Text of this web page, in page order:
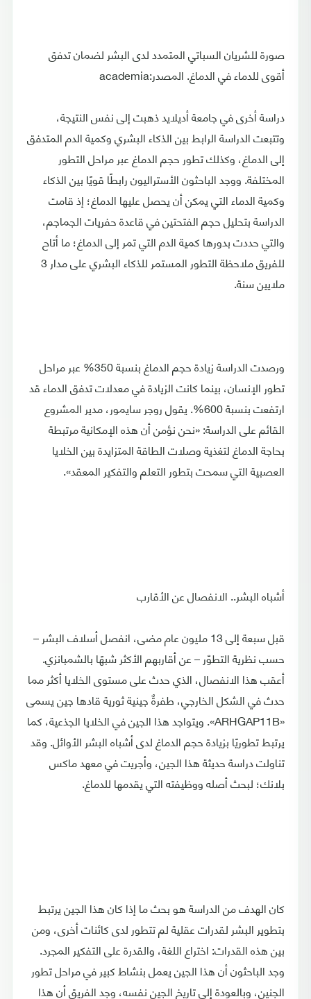
صورة للشريان السباتي المتمدد لدى البشر لضمان تدفق
أقوى للدماء في الدماغ. المصدر:academia
دراسة أخرى في جامعة أديلايد ذهبت إلى نفس النتيجة،
وتتبعت الدراسة الرابط بين الذكاء البشري وكمية الدم المتدفق
إلى الدماغ، وكذلك تطور حجم الدماغ عبر مراحل التطور
المختلفة. ووجد الباحثون الأستراليون رابطًا قويًا بين الذكاء
وكمية الدماء التي يمكن أن يحصل عليها الدماغ؛ إذ قامت
الدراسة بتحليل حجم الفتحتين في قاعدة حفريات الجماجم،
والتي حددت بدورها كمية الدم التي تمر إلى الدماغ؛ ما أتاح
للفريق ملاحظة التطور المستمر للذكاء البشري على مدار 3
ملايين سنة.
ورصدت الدراسة زيادة حجم الدماغ بنسبة 350% عبر مراحل
تطور الإنسان، بينما كانت الزيادة في معدلات تدفق الدماء قد
ارتفعت بنسبة 600%. يقول روجر سايمور، مدير المشروع
القائم على الدراسة: «نحن نؤمن أن هذه الإمكانية مرتبطة
بحاجة الدماغ لتغذية وصلات الطاقة المتزايدة بين الخلايا
العصبية التي سمحت بتطور التعلم والتفكير المعقد».
أشباه البشر.. الانفصال عن الأقارب
قبل سبعة إلى 13 مليون عام مضى، انفصل أسلاف البشر –
حسب نظرية التطوّر – عن أقاربهم الأكثر شبهًا بالشمبانزي.
أعقب هذا الانفصال، الذي حدث على مستوى الخلايا أكثر مما
حدث في الشكل الخارجي، طفرةٌ جينية ثورية قادها جين يسمى
«ARHGAP11B». ويتواجد هذا الجين في الخلايا الجذعية، كما
يرتبط تطوريًا بزيادة حجم الدماغ لدى أشباه البشر الأوائل. وقد
تناولت دراسة حديثة هذا الجين، وأجريت في معهد ماكس
بلانك؛ لبحث أصله ووظيفته التي يقدمها للدماغ.
كان الهدف من الدراسة هو بحث ما إذا كان هذا الجين يرتبط
بتطوير البشر لقدرات عقلية لم تتطور لدى كائنات أخرى، ومن
بين هذه القدرات: اختراع اللغة، والقدرة على التفكير المجرد.
وجد الباحثون أن هذا الجين يعمل بنشاط كبير في مراحل تطور
الجنين، وبالعودة إلى تاريخ الجين نفسه، وجد الفريق أن هذا